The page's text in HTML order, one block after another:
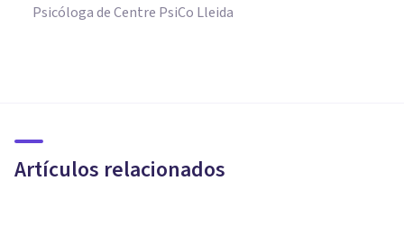
Psicóloga de Centre PsiCo Lleida
Artículos relacionados
autoestima de tu hijo